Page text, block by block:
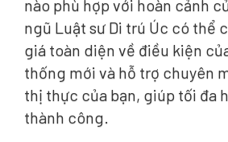
nào phù hợp với hoàn cảnh
ngũ Luật sư Di trú Úc có thể
giá toàn diện về điều kiện
thống mới và hỗ trợ chuyên
thị thực của bạn, giúp tối đa
thành công.